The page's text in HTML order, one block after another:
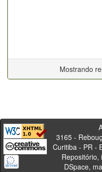
Mostrando
Av. Sete
3165 -
Curitiba
Repositório,
DSpace,